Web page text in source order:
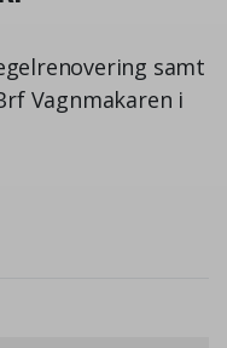
samt
Vagnmakaren i